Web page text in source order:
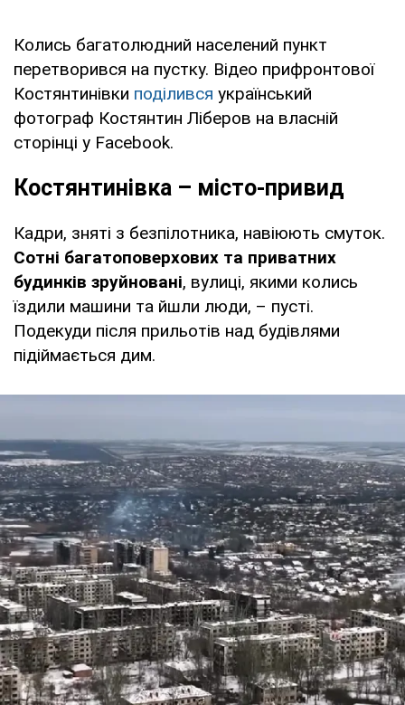
Колись багатолюдний населений пункт
перетворився на пустку. Відео прифронтової
Костянтинівки поділився український
фотограф Костянтин Ліберов на власній
сторінці у Facebook.
Костянтинівка – місто-привид
Кадри, зняті з безпілотника, навіюють смуток.
Сотні багатоповерхових та приватних
будинків зруйновані, вулиці, якими колись
їздили машини та йшли люди, – пусті.
Подекуди після прильотів над будівлями
підіймається дим.